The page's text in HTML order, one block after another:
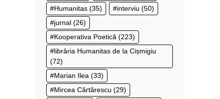
Humanitas (35) interviu (50)
jurnal (26)
Kooperativa Poetică (223)
librăria Humanitas de la Cișmigiu
(72)
Marian Ilea (33)
Mircea Cărtărescu (29)